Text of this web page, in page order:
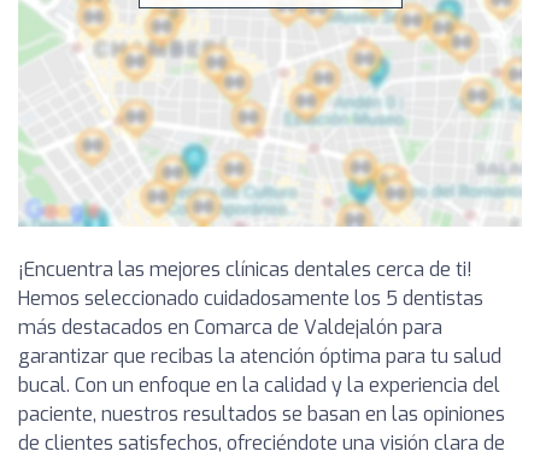
¡Encuentra las mejores clínicas dentales cerca de ti!
Hemos seleccionado cuidadosamente los 5 dentistas
más destacados en Comarca de Valdejalón para
garantizar que recibas la atención óptima para tu salud
bucal. Con un enfoque en la calidad y la experiencia del
paciente, nuestros resultados se basan en las opiniones
de clientes satisfechos, ofreciéndote una visión clara de